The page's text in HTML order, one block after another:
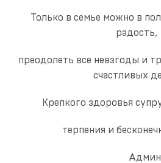
Только в семье можно в
радость,
преодолеть все невзгоды и
счастливых
Крепкого здоровья
терпения и